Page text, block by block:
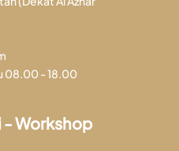
08.00 - 18.00
- Workshop